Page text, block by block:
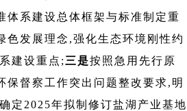
体系建设总体框架与标准制定重
色发展理念,强化生态环境刚性约
建设重点; 三是按照急用先行原
保督察工作突出问题整改要求,明
确定2025年拟制修订盐湖产业基地